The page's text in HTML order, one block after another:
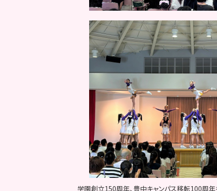
学園創立150周年、豊中キャンパス移転100周